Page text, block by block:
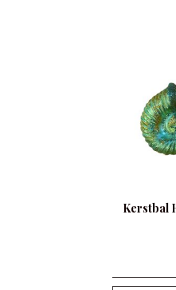
Kerstbal